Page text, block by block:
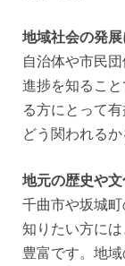
地域社会の発
自治体や市民
進捗を知るこ
る方にとって
どう関われるか
地元の歴史や
千曲市や坂城
知りたい方に
豊富です。地